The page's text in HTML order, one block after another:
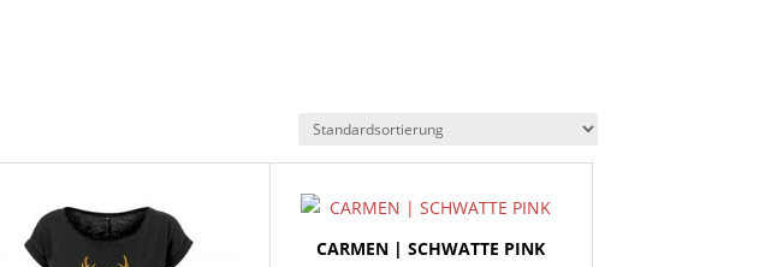
CARMEN | SCHWATTE PINK